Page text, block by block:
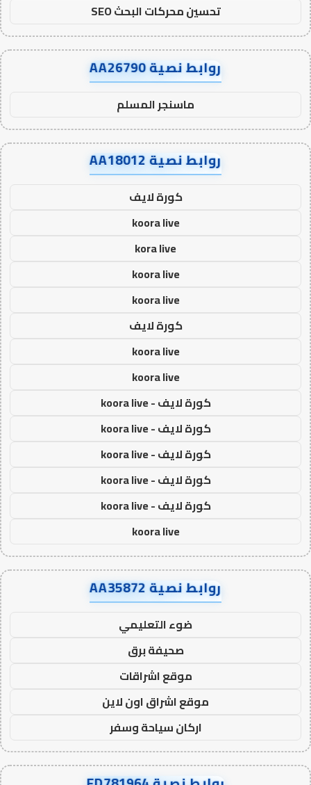
تحسين محركات البحث SEO
روابط نصية AA26790
ماسنجر المسلم
روابط نصية AA18012
كورة لايف
koora live
kora live
koora live
koora live
كورة لايف
koora live
koora live
كورة لايف - koora live
كورة لايف - koora live
كورة لايف - koora live
كورة لايف - koora live
كورة لايف - koora live
koora live
روابط نصية AA35872
ضوء التعليمي
صحيفة برق
موقع اشراقات
موقع اشراق اون لاين
اركان سياحة وسفر